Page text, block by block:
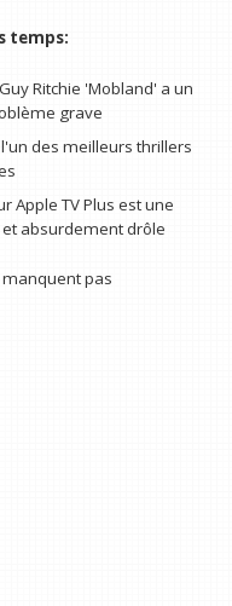
temps:
Ritchie 'Mobland' a un
grave
l'un des meilleurs thrillers
Apple TV Plus est une
absurdement drôle
pas